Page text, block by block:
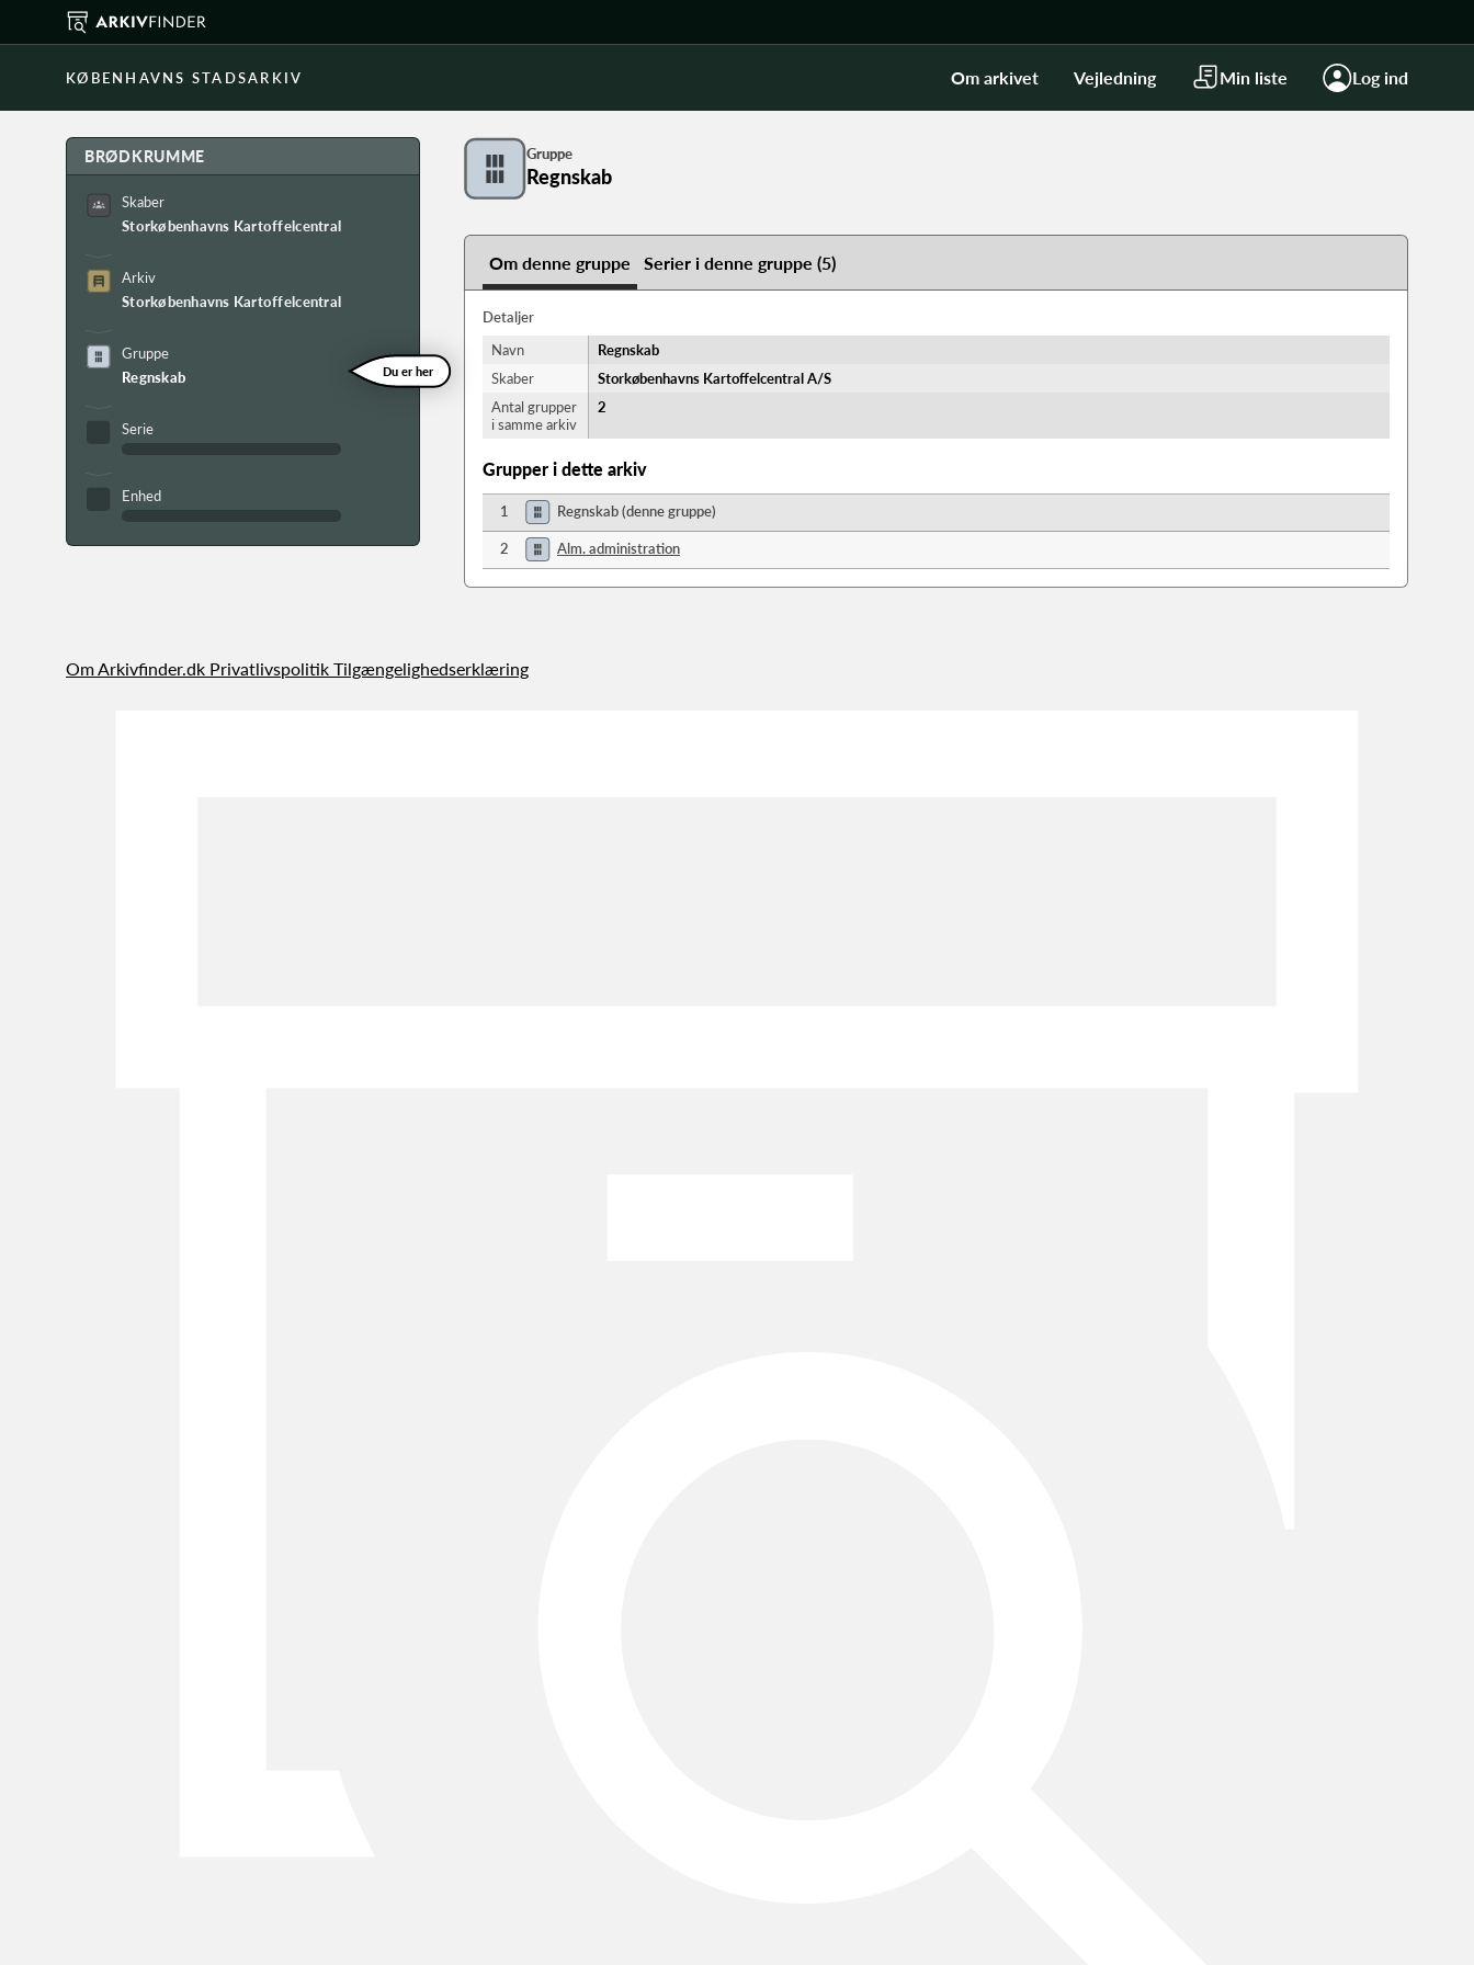
KØBENHAVNS STADSARKIV Om arkivet Vejledning Min liste Log ind
BRØDKRUMME
Skaber
Storkøbenhavns Kartoffelcentral A/S
Arkiv
Storkøbenhavns Kartoffelcentral A/S arkiv
Gruppe
Regnskab
Du er her
Serie
Enhed
Gruppe
Regnskab
Om denne gruppe Serier i denne gruppe (5)
Detaljer
Navn
Regnskab
Skaber
Storkøbenhavns Kartoffelcentral A/S
Antal grupper
i samme arkiv
2
Grupper i dette arkiv
1 Regnskab (denne gruppe)
2 Alm. administration
Om Arkivfinder.dk Privatlivspolitik Tilgængelighedserklæring